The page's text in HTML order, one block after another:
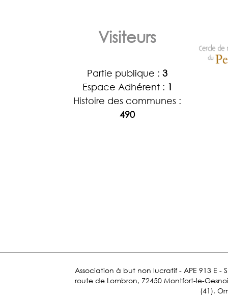
Visiteurs
Partie publique : 3
Espace Adhérent : 1
Histoire des communes :
490
Association à but non lucratif - APE 913 E -
route de Lombron, 72450 Montfort-le-
(41),